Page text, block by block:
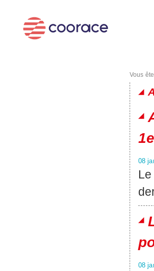
Vous
08
08